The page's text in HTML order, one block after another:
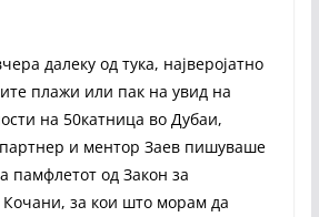
далеку од тука, најверојатно
плажи или пак на увид на
на 50катница во Дубаи,
партнер и ментор Заев пишуваше
памфлетот од Закон за
Кочани, за кои што морам да